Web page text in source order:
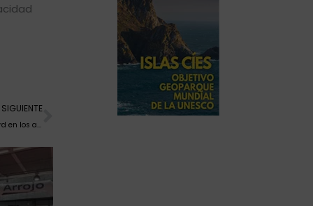
SIGUIENTE
Ferrari 330 P4: el legendario automóvil de competición que desafió a Ford en los años 60
Siguiente